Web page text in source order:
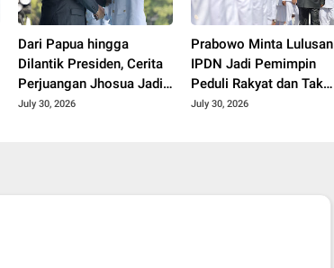
Dari Papua hingga
Dilantik Presiden, Cerita
Perjuangan Jhosua Jadi
Praja IPDN
July 30, 2026
Prabowo Minta Lulusan
IPDN Jadi Pemimpin
Peduli Rakyat dan Tak
Korup
July 30, 2026